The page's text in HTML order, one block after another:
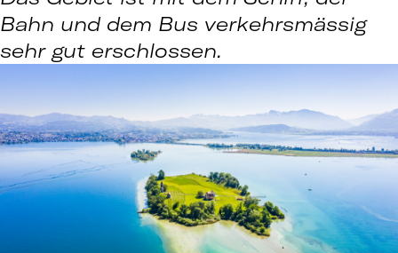
Bahn und dem Bus verkehrsmässig
sehr gut erschlossen.